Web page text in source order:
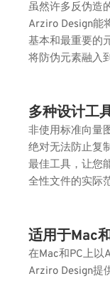
虽然许多反伪造
Arziro Design能
基本和最重要的
将防伪元素融入
多种设计工
非使用标准向量
绝对无法防止复
最佳工具，让您
全性文件的实际
适用于Mac
在Mac和PC上以
Arziro Design提